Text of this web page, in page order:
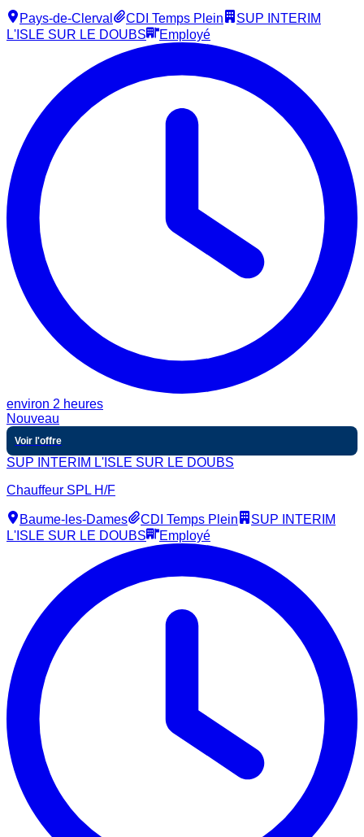
Pays-de-Clerval CDI Temps Plein
SUP INTERIM
L'ISLE SUR LE DOUBS
Employé
environ 2 heures
Nouveau
Voir l'offre
SUP INTERIM L'ISLE SUR LE DOUBS
Chauffeur SPL H/F
Baume-les-Dames CDI Temps Plein
SUP INTERIM
L'ISLE SUR LE DOUBS
Employé